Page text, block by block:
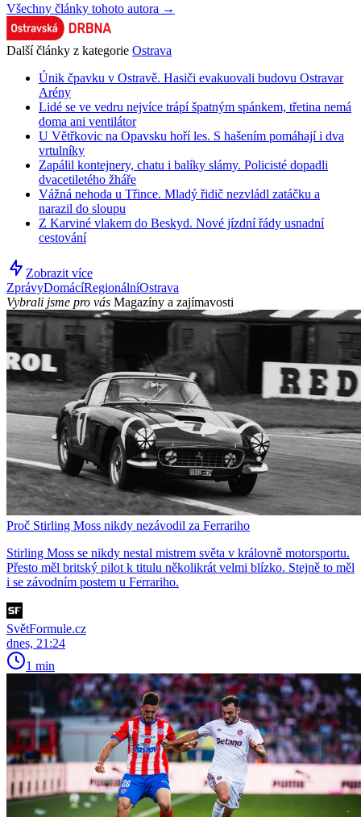
Všechny články tohoto autora →
Další články z kategorie Ostrava
Únik čpavku v Ostravě. Hasiči evakuovali budovu Ostravar
Arény
Lidé se ve vedru nejvíce trápí špatným spánkem, třetina nemá
doma ani ventilátor
U Větřkovic na Opavsku hoří les. S hašením pomáhají i dva
vrtulníky
Zapálil kontejnery, chatu i balíky slámy. Policisté dopadli
dvacetiletého žháře
Vážná nehoda u Třince. Mladý řidič nezvládl zatáčku a
narazil do sloupu
Z Karviné vlakem do Beskyd. Nové jízdní řády usnadní
cestování
Zobrazit více
ZprávyDomácíRegionálníOstrava
Vybrali jsme pro vás Magazíny a zajímavosti
Proč Stirling Moss nikdy nezávodil za Ferrariho
Stirling Moss se nikdy nestal mistrem světa v královně motorsportu.
Přesto měl britský pilot k titulu několikrát velmi blízko. Stejně to měl
i se závodním postem u Ferrariho.
SvětFormule.cz
dnes, 21:24
1 min